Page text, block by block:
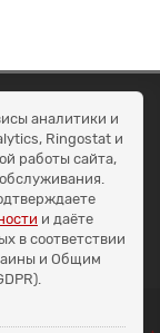
аналитики и
Ringostat и
работы сайта,
и даёте
в соответствии
и Общим